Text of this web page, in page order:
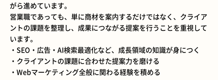
がら進めています。
営業職であっても、単に商材を案内するだけではなく、クライア
ントの課題を整理し、成果につながる提案を行うことを重視して
います。
・SEO・広告・AI検索最適化など、成長領域の知識が身につく
・クライアントの課題に合わせた提案力を磨ける
・Webマーケティング全般に関わる経験を積める